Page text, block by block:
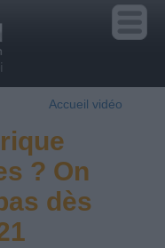
Accueil vidéo
? On
dès